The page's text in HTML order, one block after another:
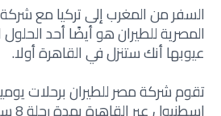
السفر من المغرب إلى تركيا مع
المصرية للطيران هو أيضًا أحد
عيوبها أنك ستنزل في القاهرة أولا.
تقوم شركة مصر للطيران برحلات